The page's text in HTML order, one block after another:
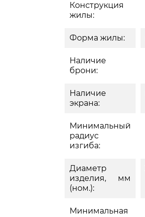
Конструкция
жилы:
Форма жилы:
Наличие
брони:
Наличие
экрана:
Минимальный
радиус
изгиба:
Диаметр
изделия, мм
(ном.):
Минимальная